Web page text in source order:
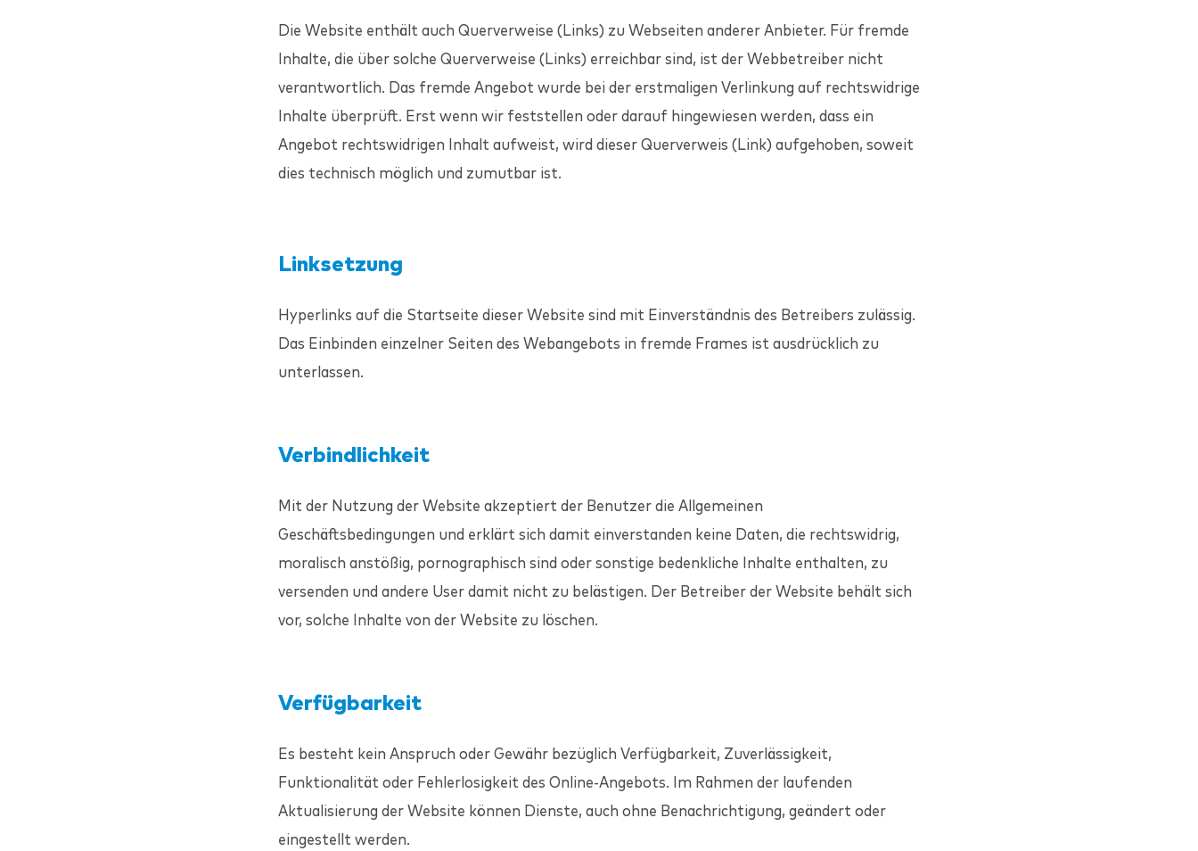
Die Website enthält auch Querverweise (Links) zu Webseiten anderer Anbieter. Für fremde
Inhalte, die über solche Querverweise (Links) erreichbar sind, ist der Webbetreiber nicht
verantwortlich. Das fremde Angebot wurde bei der erstmaligen Verlinkung auf rechtswidrige
Inhalte überprüft. Erst wenn wir feststellen oder darauf hingewiesen werden, dass ein
Angebot rechtswidrigen Inhalt aufweist, wird dieser Querverweis (Link) aufgehoben, soweit
dies technisch möglich und zumutbar ist.
Linksetzung
Hyperlinks auf die Startseite dieser Website sind mit Einverständnis des Betreibers zulässig.
Das Einbinden einzelner Seiten des Webangebots in fremde Frames ist ausdrücklich zu
unterlassen.
Verbindlichkeit
Mit der Nutzung der Website akzeptiert der Benutzer die Allgemeinen
Geschäftsbedingungen und erklärt sich damit einverstanden keine Daten, die rechtswidrig,
moralisch anstößig, pornographisch sind oder sonstige bedenkliche Inhalte enthalten, zu
versenden und andere User damit nicht zu belästigen. Der Betreiber der Website behält sich
vor, solche Inhalte von der Website zu löschen.
Verfügbarkeit
Es besteht kein Anspruch oder Gewähr bezüglich Verfügbarkeit, Zuverlässigkeit,
Funktionalität oder Fehlerlosigkeit des Online-Angebots. Im Rahmen der laufenden
Aktualisierung der Website können Dienste, auch ohne Benachrichtigung, geändert oder
eingestellt werden.